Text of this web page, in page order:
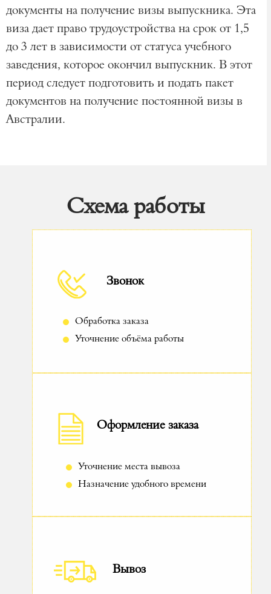
документы на получение визы выпускника. Эта
виза дает право трудоустройства на срок от 1,5
до 3 лет в зависимости от статуса учебного
заведения, которое окончил выпускник. В этот
период следует подготовить и подать пакет
документов на получение постоянной визы в
Австралии.
Схема работы
Звонок
Обработка заказа
Уточнение объёма работы
Оформление заказа
Уточнение места вывоза
Назначение удобного времени
Вывоз